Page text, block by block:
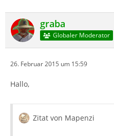
graba
Globaler Moderator
26. Februar 2015 um 15:59
Hallo,
Zitat von Mapenzi